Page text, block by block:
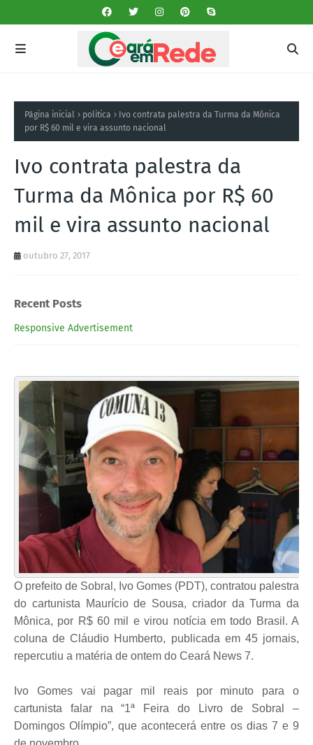
Página inicial politica
Ivo contrata palestra da Turma da Mônica
por R$ 60 mil e vira assunto nacional
Ivo contrata palestra da
Turma da Mônica por R$ 60
mil e vira assunto nacional
outubro 27, 2017
Recent Posts
Responsive Advertisement
O prefeito de Sobral, Ivo Gomes (PDT), contratou palestra
do cartunista Maurício de Sousa, criador da Turma da
Mônica, por R$ 60 mil e virou notícia em todo Brasil. A
coluna de Cláudio Humberto, publicada em 45 jornais,
repercutiu a matéria de ontem do Ceará News 7.
Ivo Gomes vai pagar mil reais por minuto para o
cartunista falar na “1ª Feira do Livro de Sobral –
Domingos Olímpio”, que acontecerá entre os dias 7 e 9